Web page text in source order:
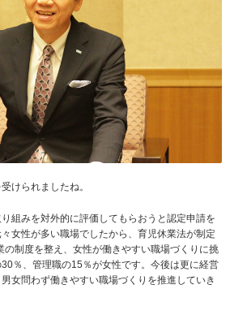
けられましたね。
り組みを対外的に評価してもらおうと認定申請を
女性が多い職場でしたから、育児休業法が制定
の制度を整え、女性が働きやすい職場づくりに挑
％、管理職の15％が女性です。今後は更に経営
女問わず働きやすい職場づくりを推進していき